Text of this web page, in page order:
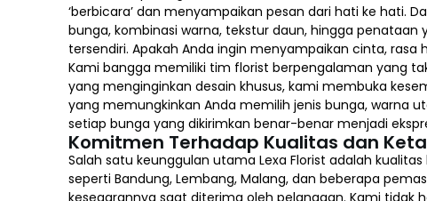
‘berbicara’ dan menyampaikan pesan dari hati ke hati.
bunga, kombinasi warna, tekstur daun, hingga
tersendiri. Apakah Anda ingin menyampaikan cinta,
Kami bangga memiliki tim florist berpengalaman yang
yang menginginkan desain khusus, kami membuka
yang memungkinkan Anda memilih jenis bunga, warna
setiap bunga yang dikirimkan benar-benar menjadi
Komitmen Terhadap Kualitas dan
Salah satu keunggulan utama Lexa Florist adalah
seperti Bandung, Lembang, Malang, dan beberapa